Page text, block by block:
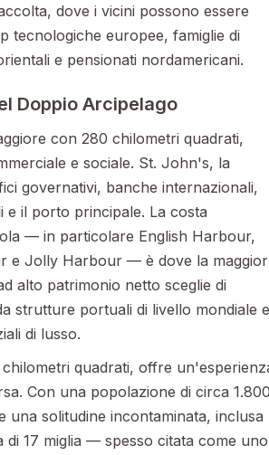
dove i vicini possono essere
tecnologiche europee, famiglie di
e pensionati nordamericani.
Doppio Arcipelago
con 280 chilometri quadrati,
e sociale. St. John's, la
governativi, banche internazionali,
e il porto principale. La costa
— in particolare English Harbour,
e Jolly Harbour — è dove la maggior
alto patrimonio netto sceglie di
strutture portuali di livello mondiale e
di lusso.
chilometri quadrati, offre
Con una popolazione di circa
una solitudine incontaminata, inclusa
di 17 miglia — spesso citata come uno